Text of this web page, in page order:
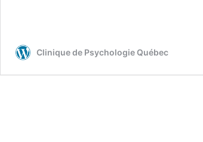
Clinique de Psychologie Québec